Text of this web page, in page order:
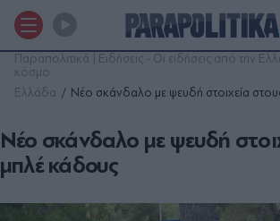
Παραπολιτικά | Ειδήσεις - Οι ειδήσεις από την
κόσμο
Ελλάδα
Νέο σκάνδαλο με ψευδή στοιχεία
Νέο σκάνδαλο με ψευδή
μπλέ κάδους